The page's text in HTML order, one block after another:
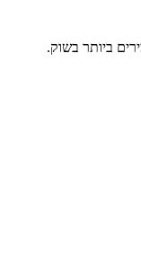
ביותר בשוק.